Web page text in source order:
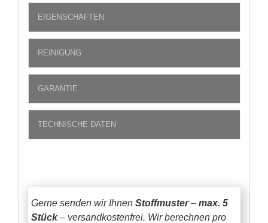
EIGENSCHAFTEN
REINIGUNG
GARANTIE
TECHNISCHE DATEN
Gerne senden wir Ihnen Stoffmuster– max. 5
Stück– versandkostenfrei. Wir berechnen pro